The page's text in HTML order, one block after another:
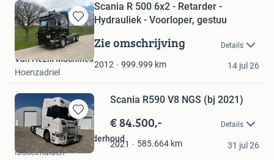
Bewaren
in
Mijn
Favorieten
Scania R 500 6x2 - Retarder -
Hydrauliek - Voorloper, gestuu
Zie omschrijving Details
2012 999.999 km
Van Hezik Machines
Hoenzadriel
14 jul 26
Bewaren
in
Mijn
Favorieten
Scania R590 V8 NGS (bj 2021)
€ 84.500,- Details
2021 585.664 km
Kroes Service en Onderhoud
IJsselmuiden
31 jul 26